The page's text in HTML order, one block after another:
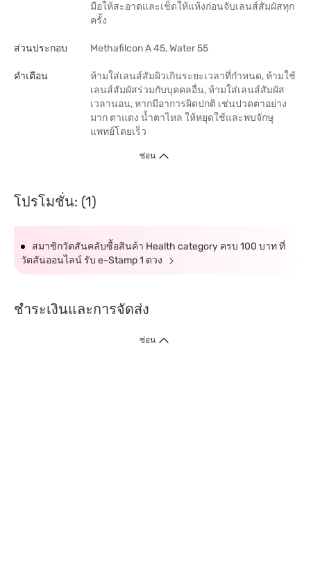
มือให้สะอาดและเช็ดให้แห้งก่อนจับเลนส์สัมผัสทุก
ครั้ง
ส่วนประกอบ Methafilcon A 45, Water 55
คำเตือน
ห้ามใส่เลนส์สัมผิวเกินระยะเวลาที่กำหนด, ห้ามใช้
เลนส์สัมผัสร่วมกับบุคคลอื่น, ห้ามใส่เลนส์สัมผัส
เวลานอน, หากมีอาการผิดปกติ เช่นปวดตาอย่าง
มาก ตาแดง น้ำตาไหล ให้หยุดใช้และพบจักษุ
แพทย์โดยเร็ว
ซ่อน
โปรโมชั่น: (1)
สมาชิกวัตสันคลับซื้อสินค้า Health category ครบ 100 บาท ที่
วัตสันออนไลน์ รับ e-Stamp 1 ดวง
ชำระเงินและการจัดส่ง
ซ่อน